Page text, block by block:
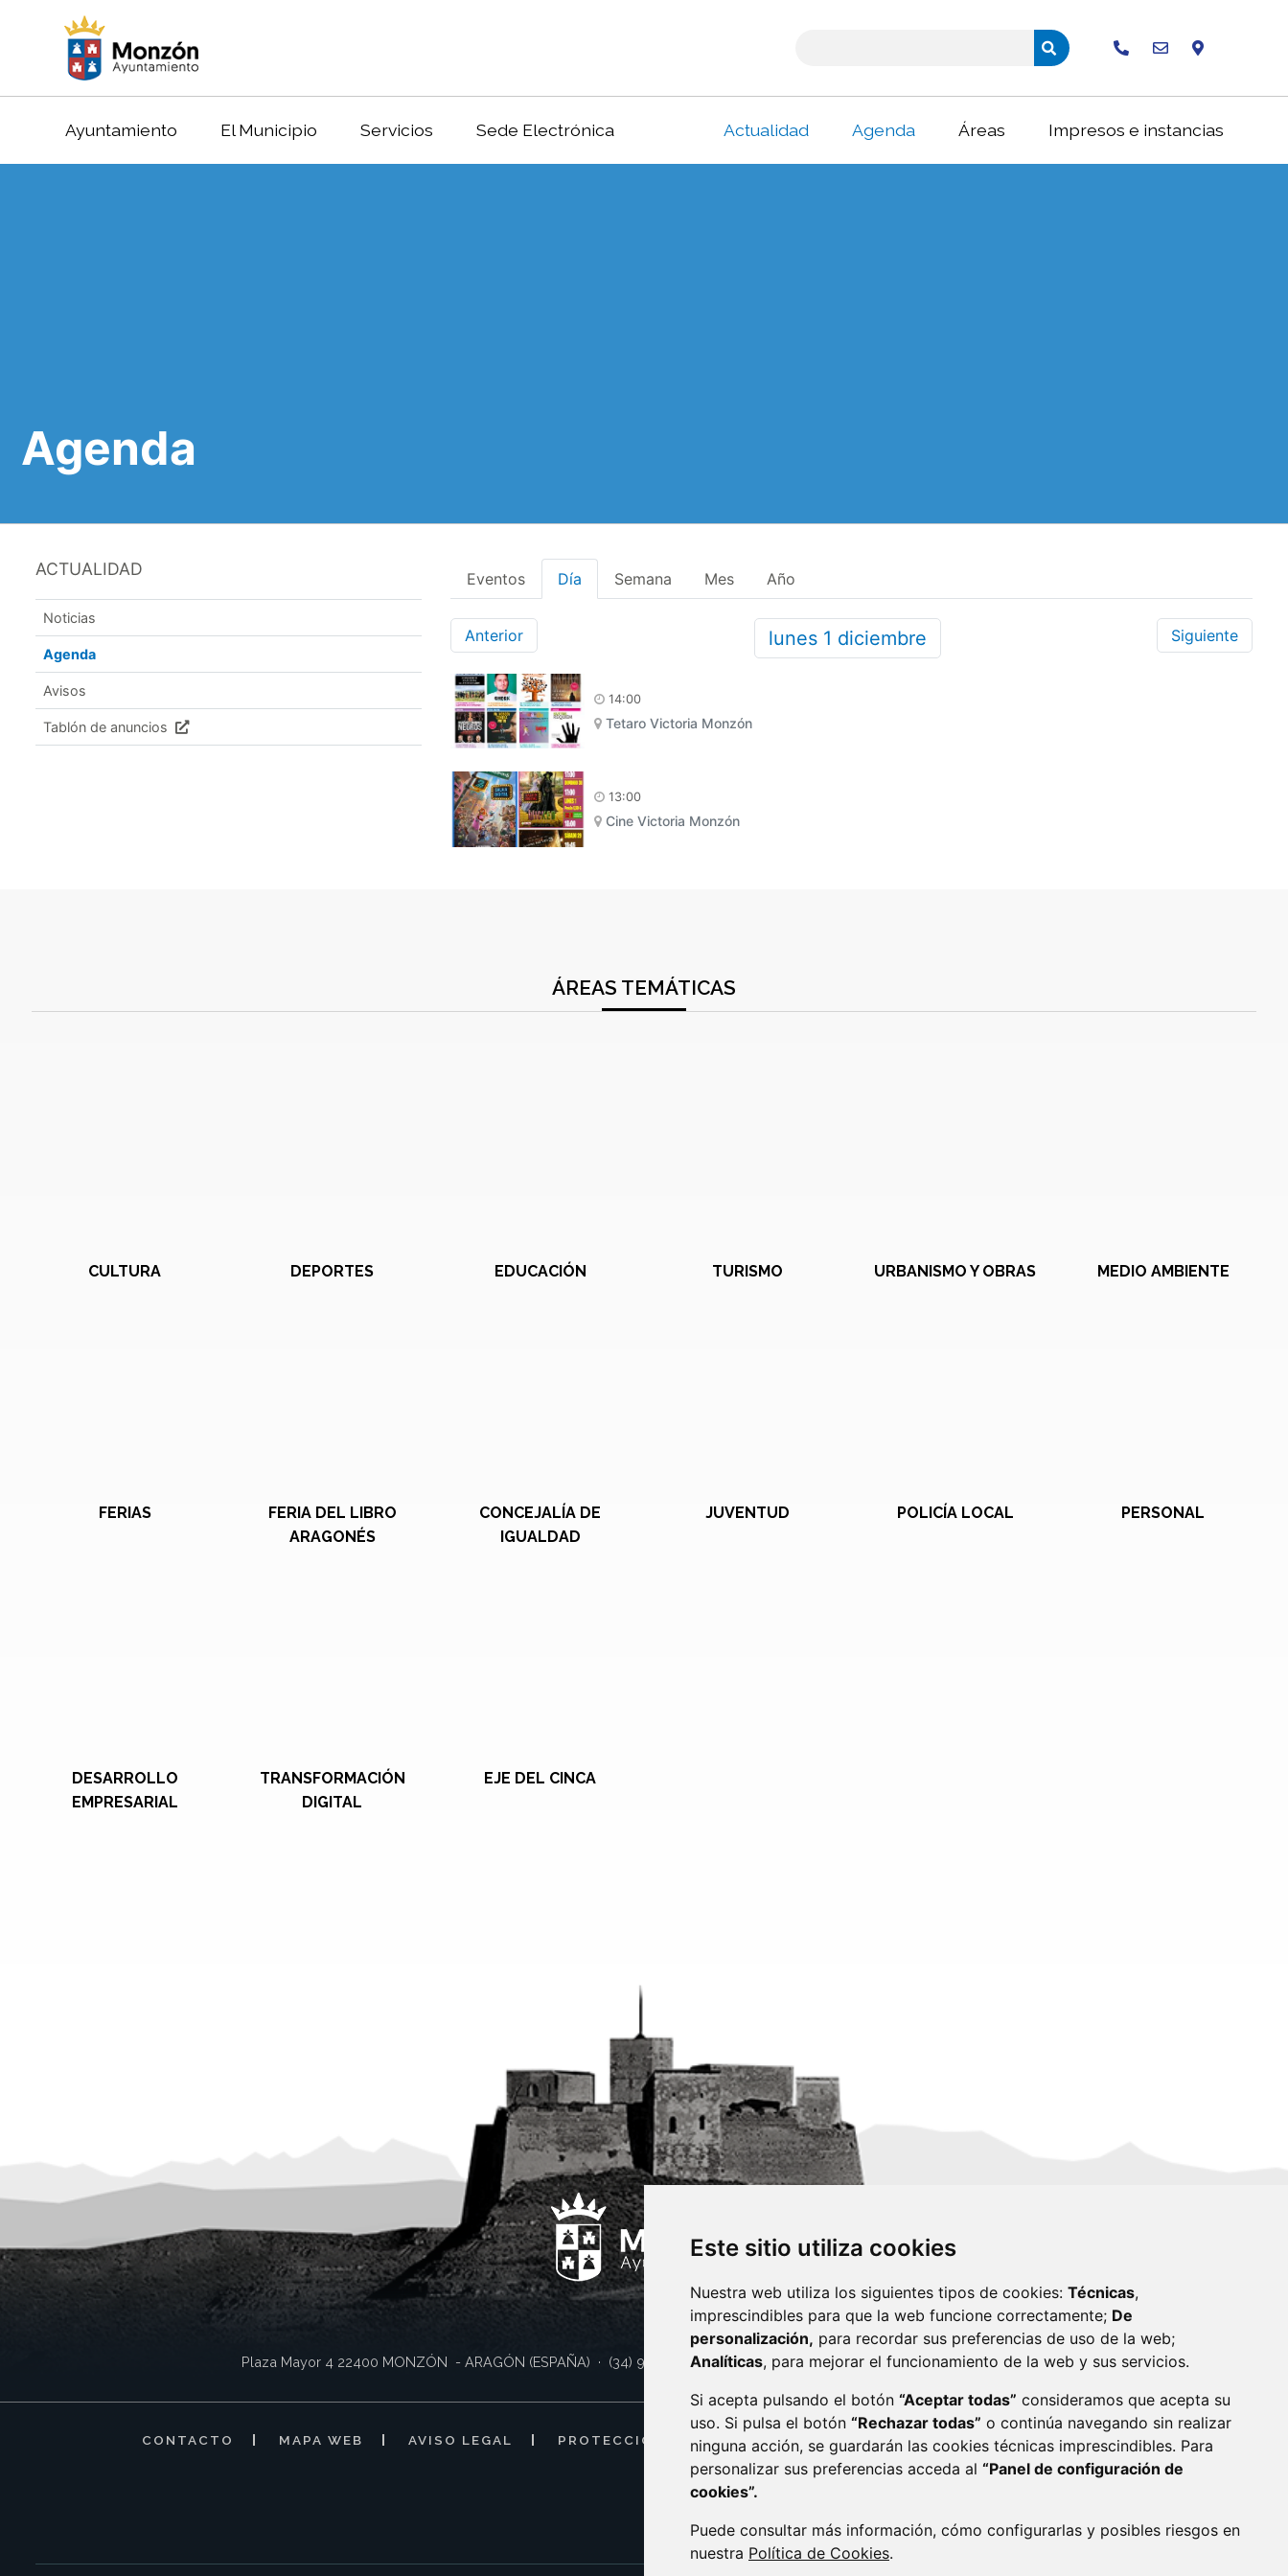
Este sitio utiliza cookies
Nuestra web utiliza los siguientes tipos de cookies: Técnicas,
imprescindibles para que la web funcione correctamente; De
personalización, para recordar sus preferencias de uso de la web;
Analíticas, para mejorar el funcionamiento de la web y sus servicios.
Si acepta pulsando el botón “Aceptar todas” consideramos que acepta su
uso. Si pulsa el botón “Rechazar todas” o continúa navegando sin realizar
ninguna acción, se guardarán las cookies técnicas imprescindibles. Para
personalizar sus preferencias acceda al “Panel de configuración de
cookies”.
Puede consultar más información, cómo configurarlas y posibles riesgos en
nuestra Política de Cookies.
Ayuntamiento El Municipio Servicios Sede Electrónica Actualidad Agenda Áreas Impresos e instancias
Agenda
ACTUALIDAD
Noticias
Agenda
Avisos
Tablón de anuncios
Eventos Día Semana Mes Año
Anterior lunes 1 diciembre Siguiente
14:00
Tetaro Victoria Monzón
13:00
Cine Victoria Monzón
ÁREAS TEMÁTICAS
CULTURA DEPORTES EDUCACIÓN TURISMO URBANISMO Y OBRAS MEDIO AMBIENTE
FERIAS
FERIA DEL LIBRO
ARAGONÉS
CONCEJALÍA DE
IGUALDAD
JUVENTUD POLICÍA LOCAL PERSONAL
DESARROLLO
EMPRESARIAL
TRANSFORMACIÓN
DIGITAL
EJE DEL CINCA
Plaza Mayor 4 22400 MONZÓN - ARAGÓN (ESPAÑA) · (34) 974 400 700 ·sac@monzon.es monzon.es
CONTACTO MAPA WEB AVISO LEGAL PROTECCIÓN DE DATOS POLÍTICA DE COOKIES
ACCESIBILIDAD